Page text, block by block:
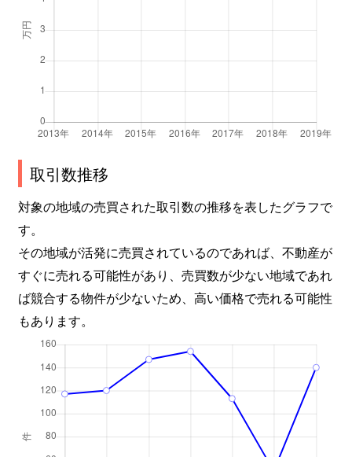
取引数推移
対象の地域の売買された取引数の推移を表したグラフで
す。
その地域が活発に売買されているのであれば、不動産が
すぐに売れる可能性があり、売買数が少ない地域であれ
ば競合する物件が少ないため、高い価格で売れる可能性
もあります。